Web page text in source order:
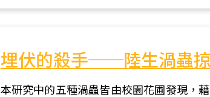
埋伏的殺手──陸生渦蟲
本研究中的五種渦蟲皆由校園花圃發現，